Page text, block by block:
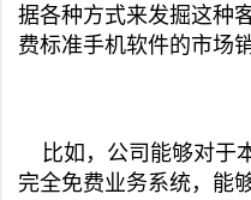
据各种方式来发掘这种
费标准手机软件的市场销
比如，公司能够对于
完全免费业务系统，能